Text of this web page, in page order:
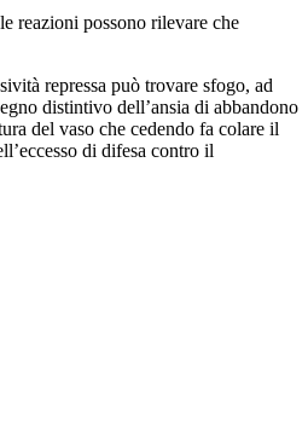
reazioni possono rilevare che
repressa può trovare sfogo, ad
distintivo dell’ansia di abbandono
del vaso che cedendo fa colare il
di difesa contro il